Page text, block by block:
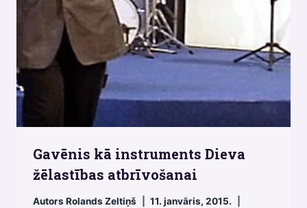
Gavēnis kā instruments Dieva
žēlastības atbrīvošanai
Autors Rolands Zeltiņš 11. janvāris, 2015.